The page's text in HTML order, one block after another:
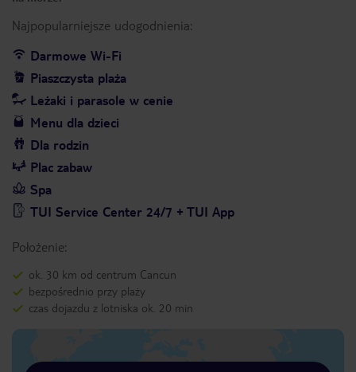
Najpopularniejsze udogodnienia:
Darmowe Wi-Fi
Piaszczysta plaża
Leżaki i parasole w cenie
Menu dla dzieci
Dla rodzin
Plac zabaw
Spa
TUI Service Center 24/7 + TUI App
Położenie:
ok. 30 km od centrum Cancun
bezpośrednio przy plaży
czas dojazdu z lotniska ok. 20 min